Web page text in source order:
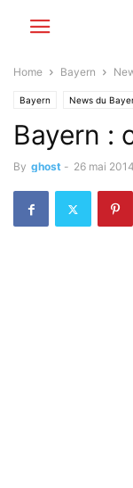
Home Bayern
Bayern News du
Bayern :
By ghost - 26 mai 2014